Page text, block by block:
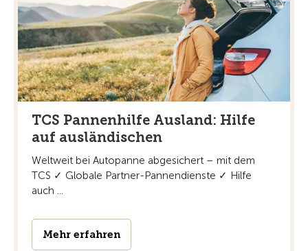
TCS Pannenhilfe Ausland: Hilfe
auf ausländischen
Weltweit bei Autopanne abgesichert – mit dem
TCS ✓ Globale Partner-Pannendienste ✓ Hilfe
auch ...
Mehr erfahren